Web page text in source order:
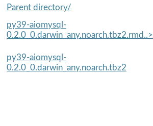
Parent directory/
py39-aiomysql-
0.2.0_0.darwin_any.noarch.tbz2.rmd..>
py39-aiomysql-
0.2.0_0.darwin_any.noarch.tbz2